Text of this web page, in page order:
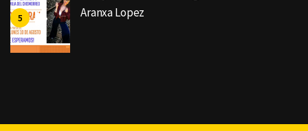
Aranxa Lopez